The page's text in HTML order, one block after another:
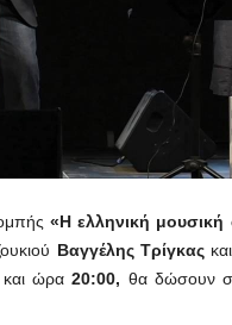
«Η ελληνική
Βαγγέλης Τρίγκας
και ώρα20:00, θα δώσουν